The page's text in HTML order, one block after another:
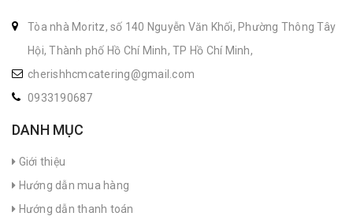
Tòa nhà Moritz, số 140 Nguyễn Văn Khối, Phường Thông Tây
Hội, Thành phố Hồ Chí Minh, TP Hồ Chí Minh,
cherishhcmcatering@gmail.com
0933190687
DANH MỤC
Giới thiệu
Hướng dẫn mua hàng
Hướng dẫn thanh toán